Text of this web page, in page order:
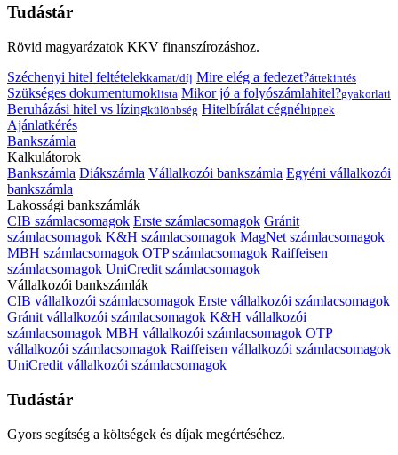
Tudástár
Rövid magyarázatok KKV finanszírozáshoz.
Széchenyi hitel feltételekkamat/díj Mire elég a fedezet?áttekintés
Szükséges dokumentumoklista Mikor jó a folyószámlahitel?gyakorlati
Beruházási hitel vs lízingkülönbség Hitelbírálat cégnéltippek
Ajánlatkérés
Bankszámla
Kalkulátorok
Bankszámla Diákszámla Vállalkozói bankszámla Egyéni vállalkozói
bankszámla
Lakossági bankszámlák
CIB számlacsomagok Erste számlacsomagok Gránit
számlacsomagok K&H számlacsomagok MagNet számlacsomagok
MBH számlacsomagok OTP számlacsomagok Raiffeisen
számlacsomagok UniCredit számlacsomagok
Vállalkozói bankszámlák
CIB vállalkozói számlacsomagok Erste vállalkozói számlacsomagok
Gránit vállalkozói számlacsomagok K&H vállalkozói
számlacsomagok MBH vállalkozói számlacsomagok OTP
vállalkozói számlacsomagok Raiffeisen vállalkozói számlacsomagok
UniCredit vállalkozói számlacsomagok
Tudástár
Gyors segítség a költségek és díjak megértéséhez.